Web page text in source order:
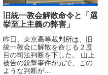
旧統一教会解散命令と「選
挙至上主義の弊害」
昨日、東京高等裁判所は、旧
統一教会に解散を命じる２度
目の司法判断を下した。 山上
被告の銃撃事件が元で、この
ような判断が...